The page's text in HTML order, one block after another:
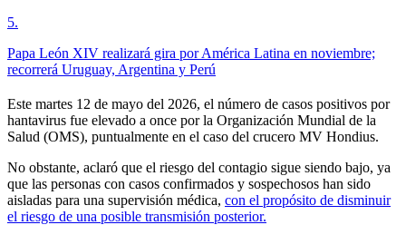
5.
Papa León XIV realizará gira por América Latina en noviembre;
recorrerá Uruguay, Argentina y Perú
Este martes 12 de mayo del 2026, el número de casos positivos por
hantavirus fue elevado a once por la Organización Mundial de la
Salud (OMS), puntualmente en el caso del crucero MV Hondius.
No obstante, aclaró que el riesgo del contagio sigue siendo bajo, ya
que las personas con casos confirmados y sospechosos han sido
aisladas para una supervisión médica, con el propósito de disminuir
el riesgo de una posible transmisión posterior.